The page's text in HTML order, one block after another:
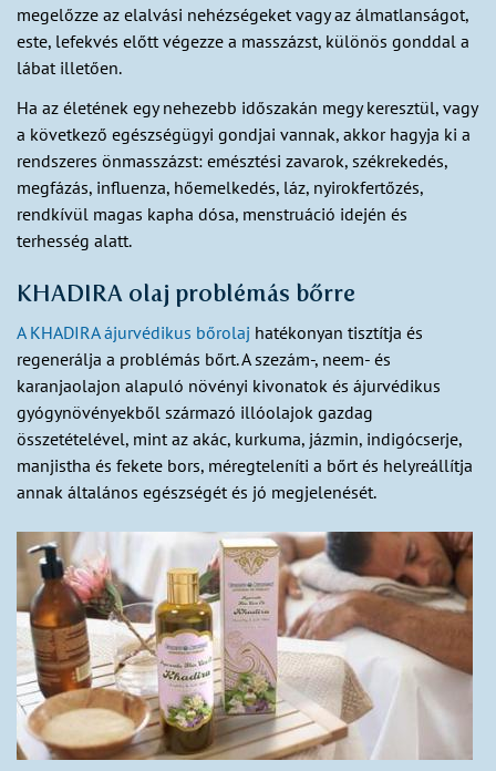
megelőzze az elalvási nehézségeket vagy az álmatlanságot,
este, lefekvés előtt végezze a masszázst, különös gonddal a
lábat illetően.
Ha az életének egy nehezebb időszakán megy keresztül, vagy
a következő egészségügyi gondjai vannak, akkor hagyja ki a
rendszeres önmasszázst: emésztési zavarok, székrekedés,
megfázás, influenza, hőemelkedés, láz, nyirokfertőzés,
rendkívül magas kapha dósa, menstruáció idején és
terhesség alatt.
KHADIRA olaj problémás bőrre
A KHADIRA ájurvédikus bőrolaj hatékonyan tisztítja és
regenerálja a problémás bőrt. A szezám-, neem- és
karanjaolajon alapuló növényi kivonatok és ájurvédikus
gyógynövényekből származó illóolajok gazdag
összetételével, mint az akác, kurkuma, jázmin, indigócserje,
manjistha és fekete bors, méregteleníti a bőrt és helyreállítja
annak általános egészségét és jó megjelenését.